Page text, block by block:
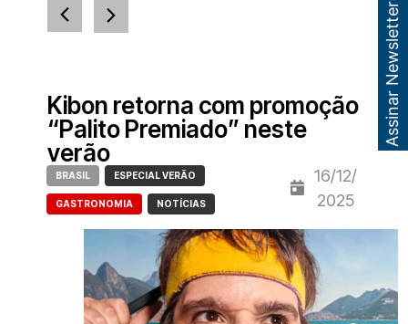
Kibon retorna com promoção
“Palito Premiado” neste
verão
BRASIL ESPECIAL VERÃO
GASTRONOMIA NOTÍCIAS
16/12/
2025
Assinar Newsletter